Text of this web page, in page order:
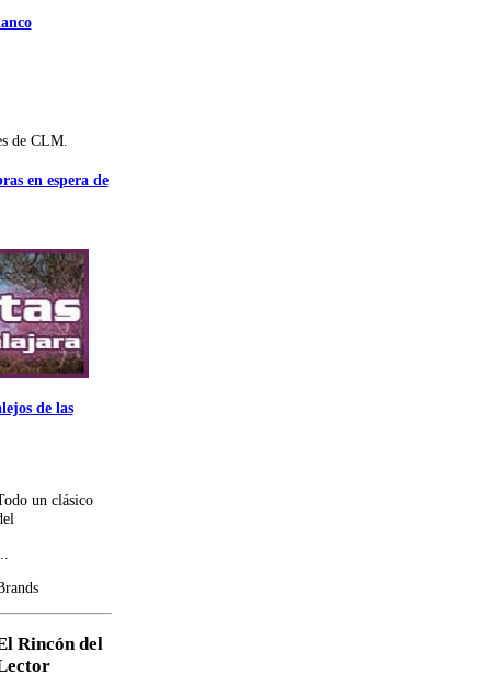
de CLM.
en espera de
de las
un clásico
Rincón del